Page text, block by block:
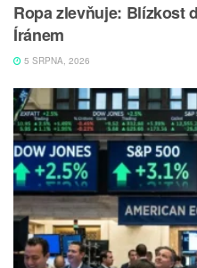
Ropa zlevňuje: Blízkost
Íránem
5 SRPNA, 2026